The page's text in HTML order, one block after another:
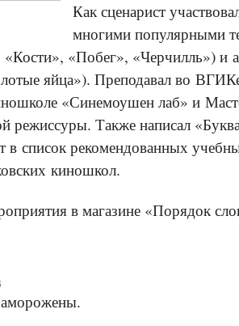
Как сценарист
многими популярными
«Кости», «Побег», «Черчилль») и
яйца»). Преподавал во
«Синемоушен лаб» и
режиссуры. Также написал
в список рекомендованных
киношкол.
в магазине «Порядок